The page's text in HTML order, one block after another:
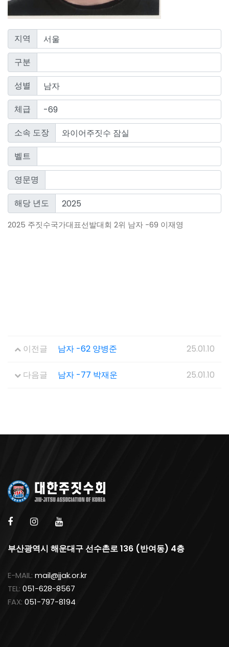
지역
구분
성별
체급
소속 도장
벨트
영문명
해당 년도
2025 주짓수국가대표선발대회 2위 남자 -69 이재영
이전글 남자 -62 양병준 25.01.10
다음글 남자 -77 박재운 25.01.10
부산광역시 해운대구 선수촌로 136 (반여동) 4층
E-MAIL: mail@jjak.or.kr
TEL: 051-628-8567
FAX: 051-797-8194